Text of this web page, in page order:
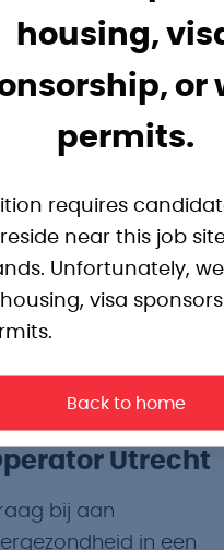
housing,
or
permits.
requires
near this job
Unfortunately,
visa
Back to home
Utrecht
bij aan
in een